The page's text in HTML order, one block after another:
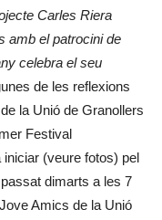
Carles Riera
amb el patrocini de
celebra el seu
de les reflexions
la Unió de Granollers
Festival
(veure fotos) pel
dimarts a les 7
Amics de la Unió